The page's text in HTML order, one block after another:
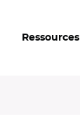
Ressources